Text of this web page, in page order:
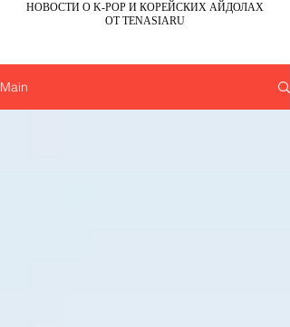
НОВОСТИ О K-POP И КОРЕЙСКИХ АЙДОЛАХ
ОТ TENASIARU
Main